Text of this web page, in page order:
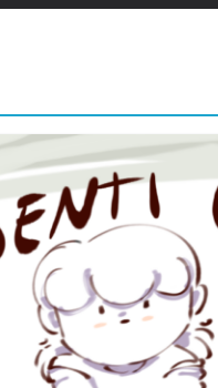
per la riforma della